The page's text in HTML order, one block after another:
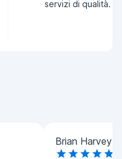
servizi di qualità.
Brian Harvey